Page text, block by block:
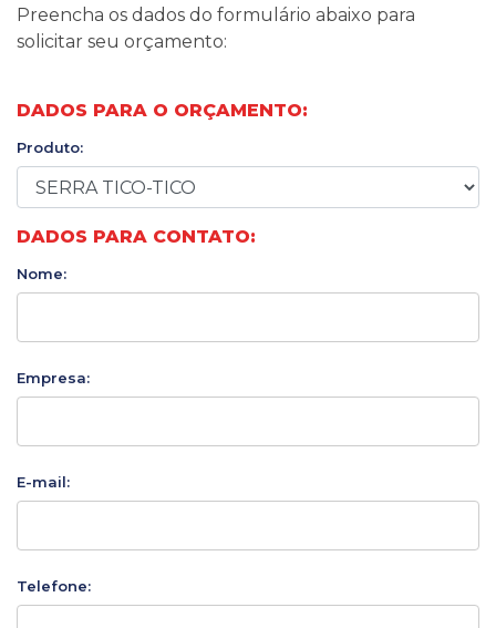
Preencha os dados do formulário abaixo para
solicitar seu orçamento:
DADOS PARA O ORÇAMENTO:
Produto:
DADOS PARA CONTATO:
Nome:
Empresa:
E-mail:
Telefone: